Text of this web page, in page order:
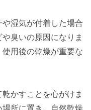
湿気が付着した場合
臭いの原因になりま
用後の乾燥が重要な
かすことを心がけま
所に置き、自然乾燥